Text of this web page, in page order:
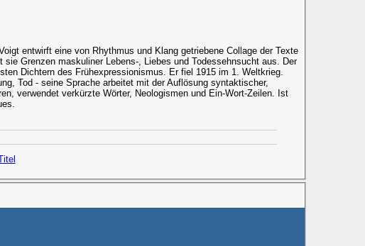
entwirft eine von Rhythmus und Klang getriebene Collage der Texte
Grenzen maskuliner Lebens-, Liebes und Todessehnsucht aus. Der
Dichtern des Frühexpressionismus. Er fiel 1915 im 1. Weltkrieg.
Tod - seine Sprache arbeitet mit der Auflösung syntaktischer,
verwendet verkürzte Wörter, Neologismen und Ein-Wort-Zeilen. Ist